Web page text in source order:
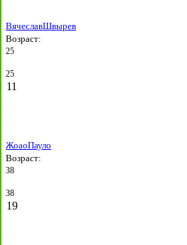
ВячеславШвырев
Возраст:
25
25
11
ЖоаоПауло
Возраст:
38
38
19